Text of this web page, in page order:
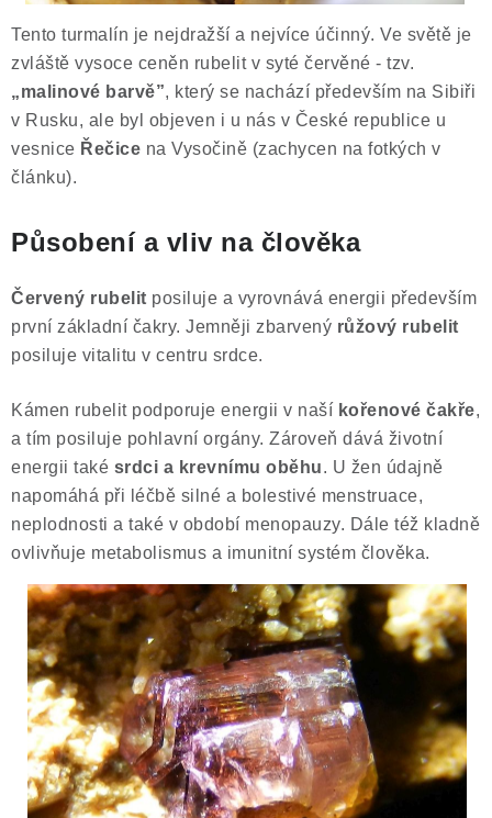
Ochrana osobních údajů
Výkup minerálů a drahých kamenů
Formulář pro uplatnění reklamace
Formulář pro odstoupení od smlouvy
Poučení o právu na odstoupení od smlouvy
Tento turmalín je nejdražší a nejvíce účinný. Ve světě je
zvláště vysoce ceněn rubelit v syté červěné - tzv.
„malinové barvě”, který se nachází především na Sibiři
v Rusku, ale byl objeven i u nás v České republice u
vesnice Řečice na Vysočině (zachycen na fotkých v
článku).
Působení a vliv na člověka
Červený rubelit posiluje a vyrovnává energii především
první základní čakry. Jemněji zbarvený růžový rubelit
posiluje vitalitu v centru srdce.
Kámen rubelit podporuje energii v naší kořenové čakře,
a tím posiluje pohlavní orgány. Zároveň dává životní
energii také srdci a krevnímu oběhu. U žen údajně
napomáhá při léčbě silné a bolestivé menstruace,
neplodnosti a také v období menopauzy. Dále též kladně
ovlivňuje metabolismus a imunitní systém člověka.